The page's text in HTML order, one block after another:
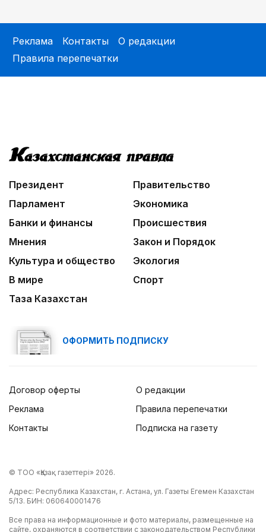
Тюркский культурный код в произведениях
02:00
человека
Жизнь за окном
Нужен ли бумажный документ?
Реклама Контакты
О редакции
Правила перепечатки
Президент
Правительство
Парламент
Экономика
Банки и финансы
Происшествия
Мнения
Закон и Порядок
Культура и общество
Экология
В мире
Спорт
Таза Казахстан
ОФОРМИТЬ ПОДПИСКУ
Договор оферты
Реклама
Контакты
О редакции
Правила перепечатки
Подписка на газету
© ТОО «Қазақ газеттері» 2026.
Адрес: Республика Казахстан, г. Астана, ул. Газеты Егемен Казахстан
5/13. БИН: 060640001476
Все права на информационные и фото материалы, размещенные на
сайте, охраняются в соответствии с законодательством Республики